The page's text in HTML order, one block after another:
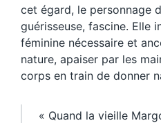
cet égard, le personnage
guérisseuse, fascine. Elle
féminine nécessaire et
nature, apaiser par les
corps en train de donner
« Quand la vieille